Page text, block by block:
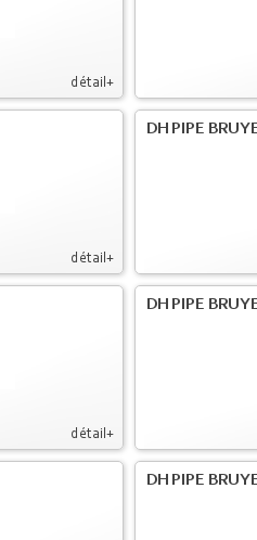
détail+
détail+
DH PIPE
détail+
DH PIPE
DH PIPE